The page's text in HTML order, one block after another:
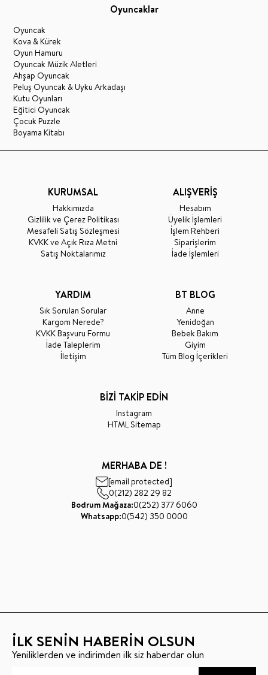
Oyuncaklar
Oyuncak
Kova & Kürek
Oyun Hamuru
Oyuncak Müzik Aletleri
Ahşap Oyuncak
Peluş Oyuncak & Uyku Arkadaşı
Kutu Oyunları
Eğitici Oyuncak
Çocuk Puzzle
Boyama Kitabı
KURUMSAL
Hakkımızda
Gizlilik ve Çerez Politikası
Mesafeli Satış Sözleşmesi
KVKK ve Açık Rıza Metni
Satış Noktalarımız
ALIŞVERİŞ
Hesabım
Üyelik İşlemleri
İşlem Rehberi
Siparişlerim
İade İşlemleri
YARDIM
Sık Sorulan Sorular
Kargom Nerede?
KVKK Başvuru Formu
İade Taleplerim
İletişim
BT BLOG
Anne
Yenidoğan
Bebek Bakım
Giyim
Tüm Blog İçerikleri
BİZİ TAKİP EDİN
Instagram
HTML Sitemap
MERHABA DE !
[email protected]
0(212) 282 29 82
Bodrum Mağaza:0(252) 377 6060
Whatsapp:0(542) 350 0000
İLK SENİN HABERİN OLSUN
Yeniliklerden ve indirimden ilk siz haberdar olun